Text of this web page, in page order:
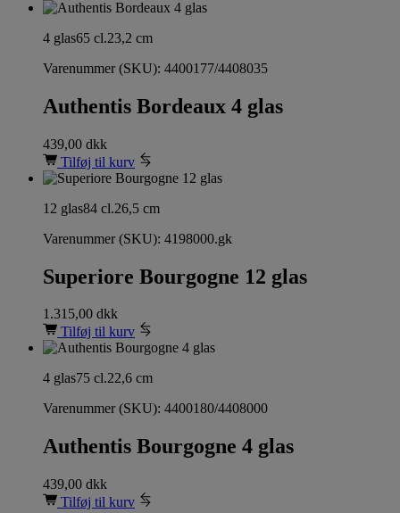
4 glas65 cl.23,2 cm
Varenummer (SKU): 4400177/4408035
Authentis Bordeaux 4 glas
439,00 dkk
Tilføj til kurv
12 glas84 cl.26,5 cm
Varenummer (SKU): 4198000.gk
Superiore Bourgogne 12 glas
1.315,00 dkk
Tilføj til kurv
4 glas75 cl.22,6 cm
Varenummer (SKU): 4400180/4408000
Authentis Bourgogne 4 glas
439,00 dkk
Tilføj til kurv